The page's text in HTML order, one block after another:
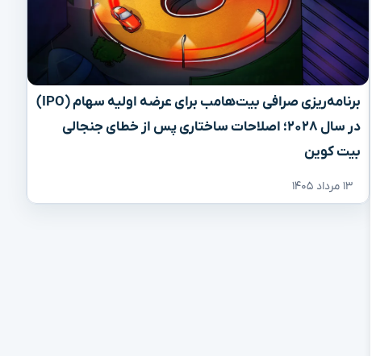
برنامه‌ریزی صرافی بیت‌هامب برای عرضه اولیه سهام (IPO)
در سال ۲۰۲۸؛ اصلاحات ساختاری پس از خطای جنجالی
بیت کوین
۱۳ مرداد ۱۴۰۵